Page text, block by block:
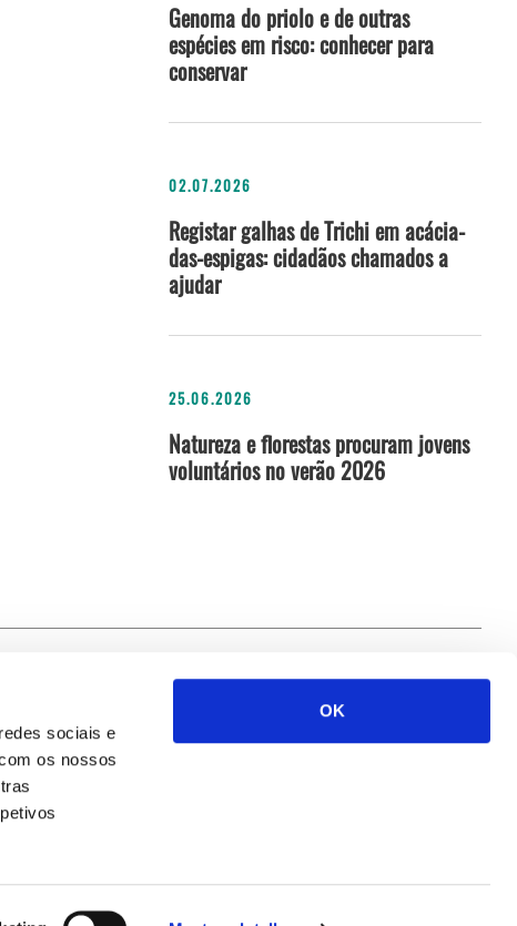
sociais e
os nossos
OK
Genoma do priolo e de outras
espécies em risco: conhecer para
conservar
02.07.2026
Registar galhas de Trichi em acácia-
das-espigas: cidadãos chamados a
ajudar
25.06.2026
Natureza e florestas procuram jovens
voluntários no verão 2026